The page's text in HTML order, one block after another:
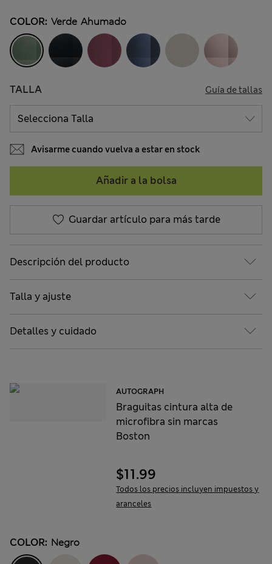
COLOR: Verde Ahumado
TALLA Guía de tallas
Avisarme cuando vuelva a estar en stock
Añadir a la bolsa
Guardar artículo para más tarde
Descripción del producto
Talla y ajuste
Detalles y cuidado
AUTOGRAPH
Braguitas cintura alta de
microfibra sin marcas
Boston
$11.99
Todos los precios incluyen impuestos y
aranceles
COLOR: Negro